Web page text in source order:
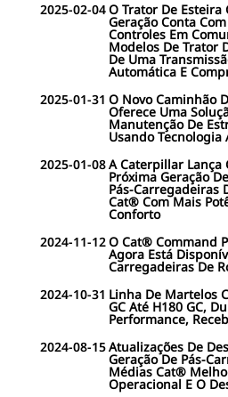
2025-02-04O Trator De
Geração Conta
Controles Em
Modelos De Trator
De Uma
Automática E
2025-01-31 O Novo Caminhão
Oferece Uma
Manutenção De
Usando Tecnologia
2025-01-08A Caterpillar Lança
Próxima Geração
Pás-Carregadeiras
Cat® Com Mais
Conforto
2024-11-12O Cat® Command
Agora Está
Carregadeiras De
2024-10-31 Linha De Martelos
GC Até H180 GC,
Performance,
2024-08-15Atualizações De
Geração De Pás-
Médias Cat®
Operacional E O